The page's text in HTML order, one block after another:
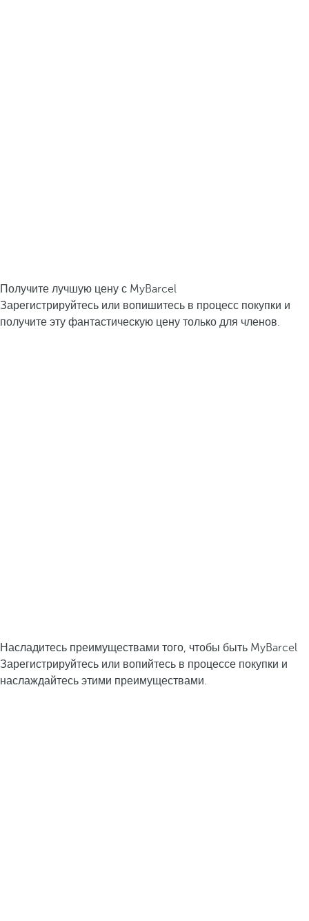
Получите лучшую цену с MyBarcel
Зарегистрируйтесь или вопишитесь в процесс покупки и
получите эту фантастическую цену только для членов.
Насладитесь преимуществами того, чтобы быть MyBarcel
Зарегистрируйтесь или вопийтесь в процессе покупки и
наслаждайтесь этими преимуществами.